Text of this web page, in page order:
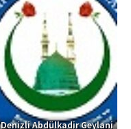
Denizli Abdülkadir Geylani